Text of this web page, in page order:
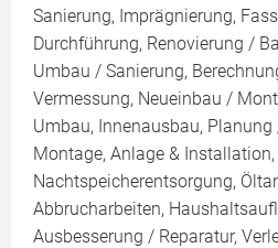
Sanierung, Imprägnierung,
Durchführung, Renovierung /
Umbau / Sanierung,
Vermessung, Neueinbau /
Umbau, Innenausbau,
Montage, Anlage &
Nachtspeicherentsorgung,
Abbrucharbeiten,
Ausbesserung / Reparatur,